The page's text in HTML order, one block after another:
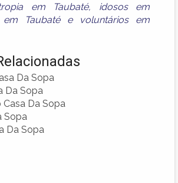
em Taubaté, idosos em
Taubatée voluntários em
Da Sopa
Da Sopa
Da Sopa
Sopa
Da Sopa